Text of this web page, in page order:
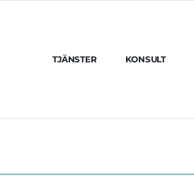
TJÄNSTER KONSULT